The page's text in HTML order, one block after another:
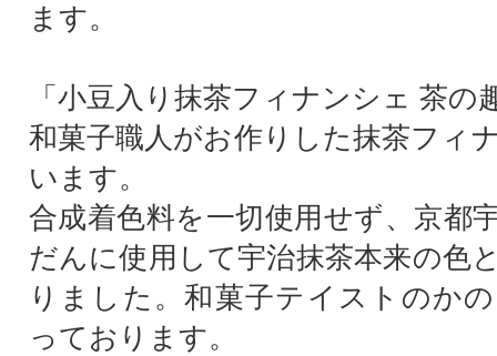
ます。
「小豆入り抹茶フィナンシェ 茶の
和菓子職人がお作りした抹茶フィ
います。
合成着色料を一切使用せず、京都
だんに使用して宇治抹茶本来の色
りました。和菓子テイストのか
っております。